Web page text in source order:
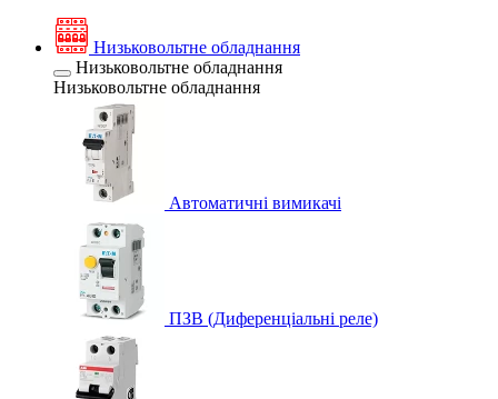
Низьковольтне обладнання
Низьковольтне обладнання
Низьковольтне обладнання
Автоматичні вимикачі
ПЗВ (Диференціальні реле)